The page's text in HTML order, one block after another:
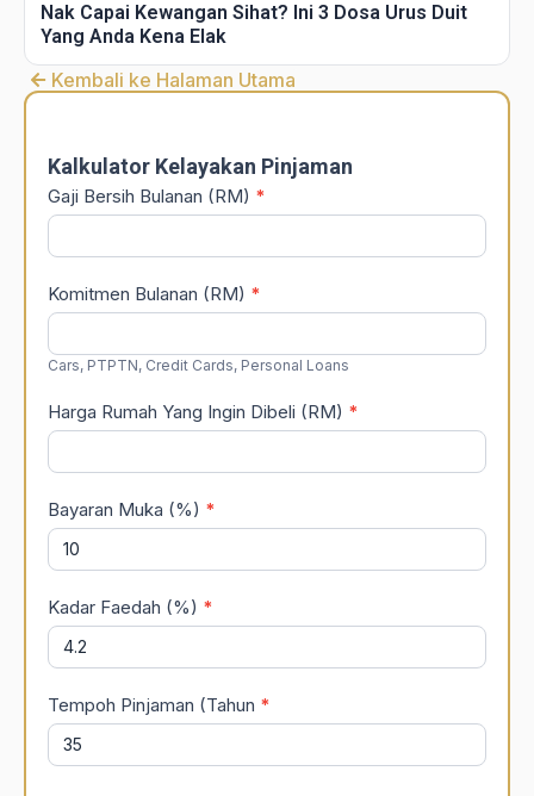
Nak Capai Kewangan Sihat? Ini 3 Dosa Urus Duit
Yang Anda Kena Elak
Kembali ke Halaman Utama
Kalkulator Kelayakan Pinjaman
Gaji Bersih Bulanan (RM) *
Komitmen Bulanan (RM) *
Cars, PTPTN, Credit Cards, Personal Loans
Harga Rumah Yang Ingin Dibeli (RM) *
Bayaran Muka (%) *
Kadar Faedah (%) *
Tempoh Pinjaman (Tahun *